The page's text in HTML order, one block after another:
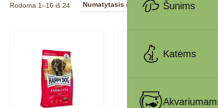
Šunims
Katėms
Rodoma 1–16 iš 24